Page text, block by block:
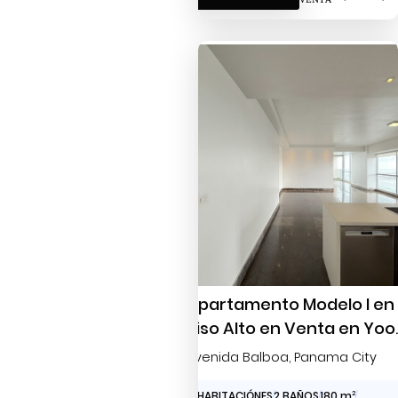
Apartamento Modelo I en
Piso Alto en Venta en Yoo
Panama – 2 Recámaras,
Avenida Balboa, Panama City
2